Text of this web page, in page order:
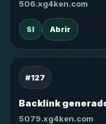
506.xg4ken.com
SI Abrir
#127
Backlink
5079.xg4ken.com